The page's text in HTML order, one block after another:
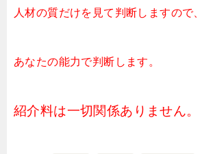
人材の質だけを見て判断しますので、
あなたの能力で判断します。
紹介料は一切関係ありません。